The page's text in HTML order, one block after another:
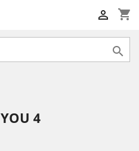
shopping_cart


4